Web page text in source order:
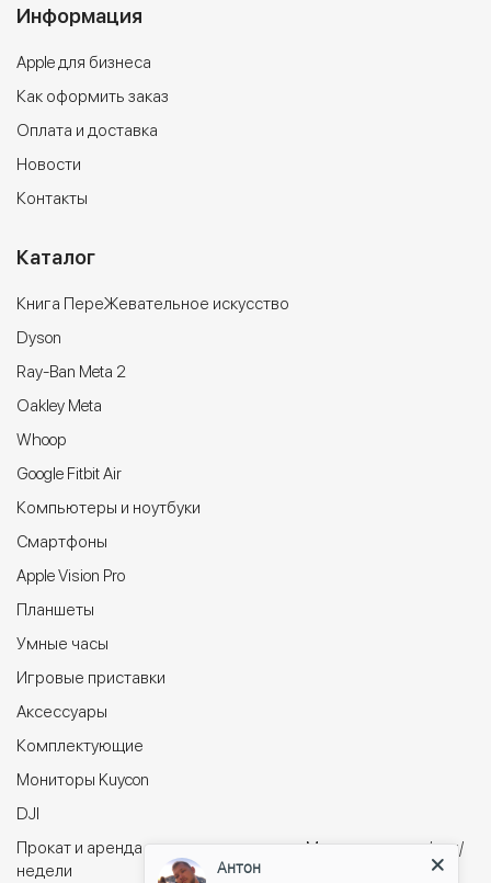
Информация
Apple для бизнеса
Как оформить заказ
Оплата и доставка
Новости
Контакты
Каталог
Книга ПереЖевательное искусство
Dyson
Ray-Ban Meta 2
Oakley Meta
Whoop
Google Fitbit Air
Компьютеры и ноутбуки
Cмартфоны
Apple Vision Pro
Планшеты
Умные часы
Игровые приставки
Аксессуары
Комплектующие
Мониторы Kuycon
DJI
Прокат и аренда электросамокатов в Минске на сутки/дни/
недели
Антон